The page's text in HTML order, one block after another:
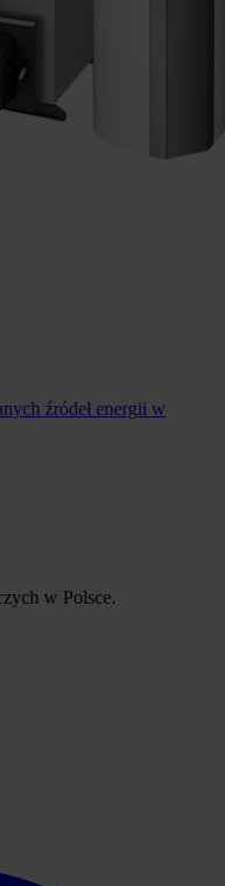
źródeł energii w
w Polsce.